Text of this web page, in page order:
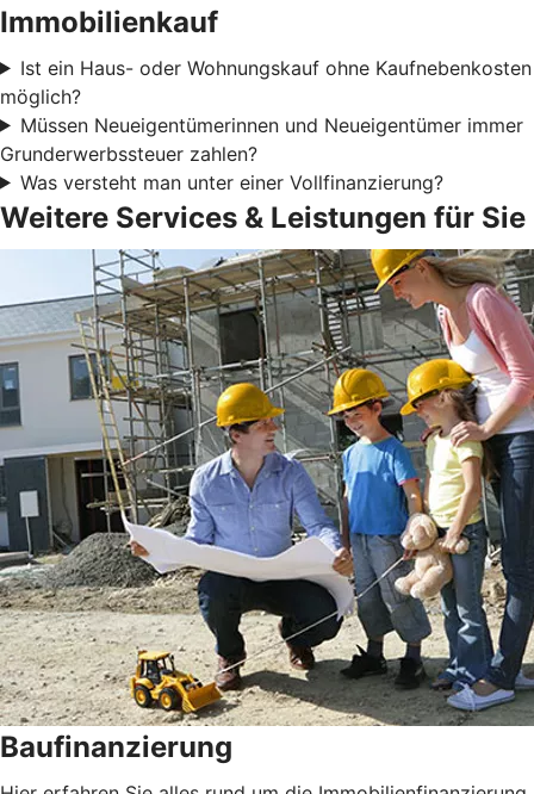
Immobilienkauf
Ist ein Haus- oder Wohnungskauf ohne Kaufnebenkosten
möglich?
Müssen Neueigentümerinnen und Neueigentümer immer
Grunderwerbssteuer zahlen?
Was versteht man unter einer Vollfinanzierung?
Weitere Services & Leistungen für Sie
Baufinanzierung